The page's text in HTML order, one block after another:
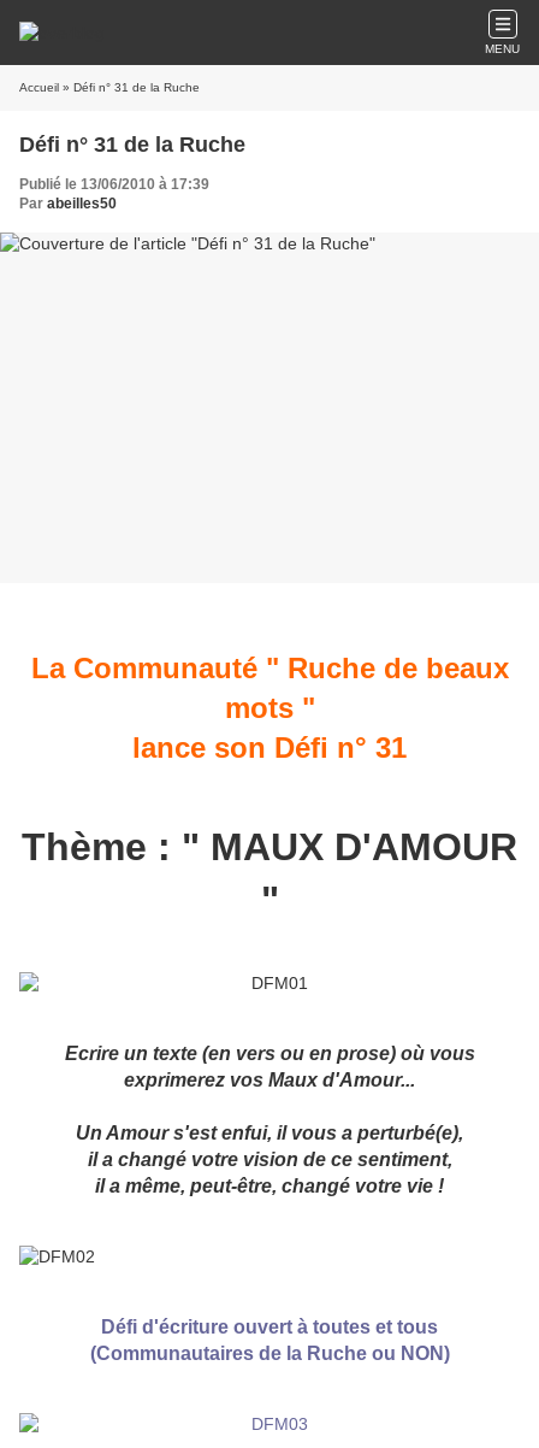
MENU
Accueil » Défi n° 31 de la Ruche
Défi n° 31 de la Ruche
Publié le 13/06/2010 à 17:39
Par abeilles50
La Communauté " Ruche de beaux
mots "
lance son Défi n° 31
Thème : " MAUX D'AMOUR
"
Ecrire un texte (en vers ou en prose) où vous
exprimerez vos Maux d'Amour...
Un Amour s'est enfui, il vous a perturbé(e),
il a changé votre vision de ce sentiment,
il a même, peut-être, changé votre vie !
Défi d'écriture ouvert à toutes et tous
(Communautaires de la Ruche ou NON)